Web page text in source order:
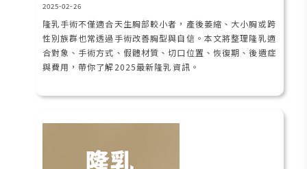
2025-02-26
隆乳手術不僅適合天生胸部較小者，產後萎縮、大小胸或跨
性別族群也常透過手術改善胸型與自信。本文將整理隆乳適
合對象、手術方式、假體材質、切口位置、恢復期、後遺症
與費用，帶你了解2025最新隆乳資訊。